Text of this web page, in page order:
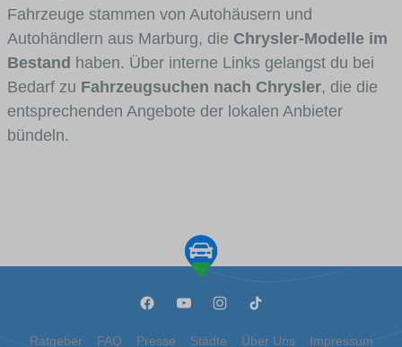
Fahrzeuge stammen von Autohäusern und
Autohändlern aus Marburg, die Chrysler-Modelle im
Bestand haben. Über interne Links gelangst du bei
Bedarf zu Fahrzeugsuchen nach Chrysler, die die
entsprechenden Angebote der lokalen Anbieter
bündeln.
Ratgeber FAQ Presse Städte Über Uns Impressum